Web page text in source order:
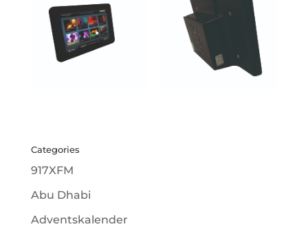
Categories
917XFM
Abu Dhabi
Adventskalender